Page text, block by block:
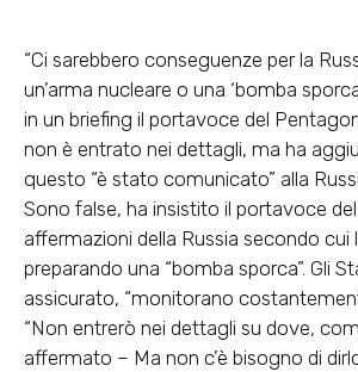
“Ci sarebbero conseguenze per la
un’arma nucleare o una ‘bomba
in un briefing il portavoce del
non è entrato nei dettagli, ma ha
questo “è stato comunicato” alla
Sono false, ha insistito il portavoce
affermazioni della Russia secondo cui
preparando una “bomba sporca”. Gli
assicurato, “monitorano
“Non entrerò nei dettagli su dove,
affermato – Ma non c’è bisogno di